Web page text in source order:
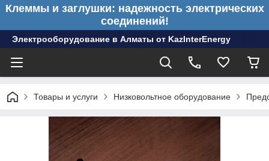
Клеммы и заглушки: надежность электрических
соединений!
Электрооборудование в Алматы от KazInterEnergy
Товары и услуги Низковольтное оборудование